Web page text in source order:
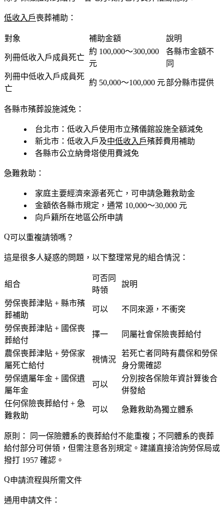
低收入戶喪葬補助：
對象 補助金額 說明
列冊低收入戶成員死亡
約 100,000～300,000
元
各縣市金額不
同
列冊中低收入戶成員死
亡
約 50,000～100,000 元部分縣市提供
各縣市殯葬設施減免：
台北市：低收入戶使用市立殯儀館設施全額減免
新北市：低收入戶及中低收入戶殯葬費用補助
各縣市公立納骨塔使用費減免
急難救助：
家庭主要經濟來源者死亡，可申請急難救助金
金額依各縣市規定，通常 10,000～30,000 元
向戶籍所在地區公所申請
可以重複請領嗎？
這是很多人疑惑的問題，以下整理常見的組合情況：
組合
可否同
時領
說明
勞保喪葬津貼 + 縣市殯
葬補助
可以 不同來源，不衝突
勞保喪葬津貼 + 國保喪
葬給付
擇一 同屬社會保險喪葬給付
農保喪葬津貼 + 勞保家
屬死亡給付
視情況
若死亡者同時有農保和勞保
身分需確認
勞保遺屬年金 + 國保遺
屬年金
可以
分別按各保險年資計算後合
併發給
任何保險喪葬給付 + 急
難救助
可以 急難救助為獨立體系
原則：
同一保險體系的喪葬給付不能重複；不同體系的喪葬
給付部分可併領，但需注意各別規定。建議直接洽詢勞保局或
撥打 1957 確認。
申請流程與所需文件
通用申請文件：